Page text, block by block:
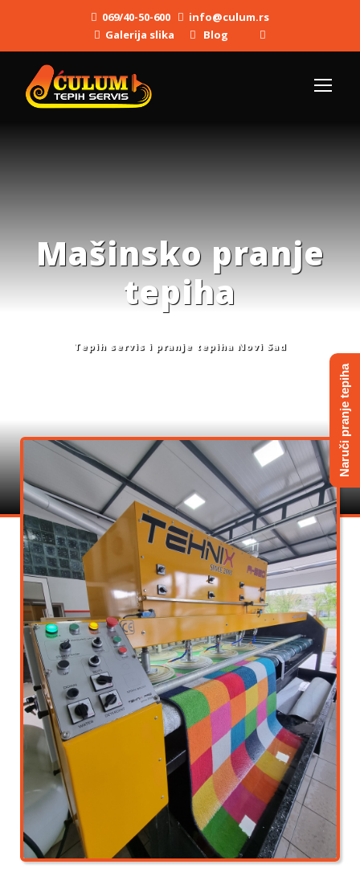
069/40-50-600
info@culum.rs
Galerija slika
Blog
Mašinsko pranje
tepiha
Tepih servis i pranje tepiha Novi Sad
Naruči pranje tepiha